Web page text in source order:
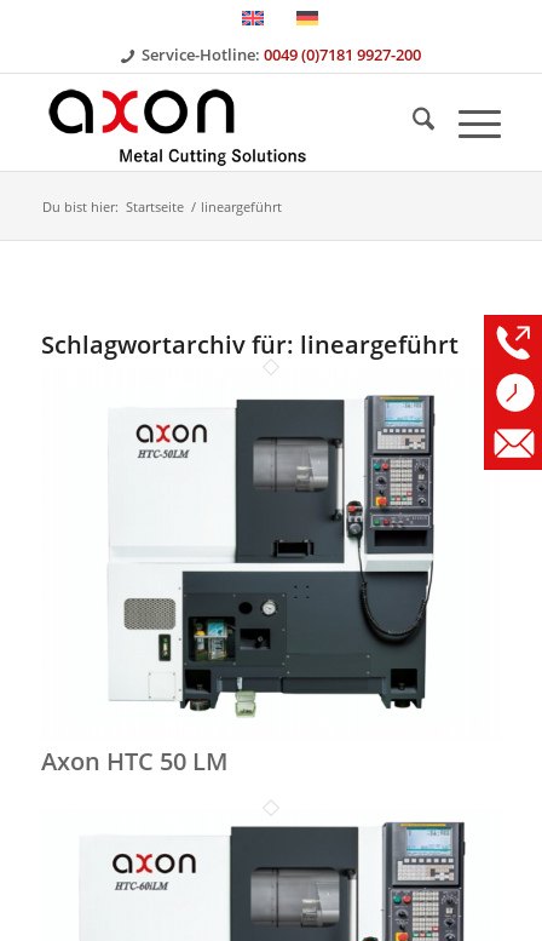
Service-Hotline:0049 (0)7181 9927-200
Du bist hier: Startseite / lineargeführt
Schlagwortarchiv für: lineargeführt
Axon HTC 50 LM